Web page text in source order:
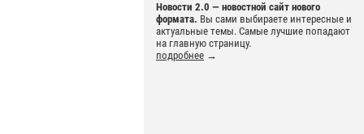
Новости 2.0 — новостной сайт нового
формата. Вы сами выбираете интересные и
актуальные темы. Самые лучшие попадают
на главную страницу.
подробнее →